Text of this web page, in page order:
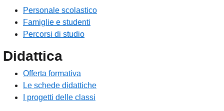
Personale scolastico
Famiglie e studenti
Percorsi di studio
Didattica
Offerta formativa
Le schede didattiche
I progetti delle classi